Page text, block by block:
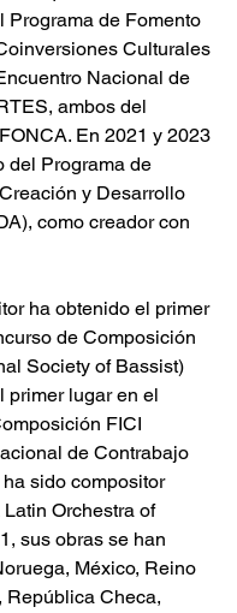
Programa de Fomento
Culturales
Nacional de
ambos del
En 2021 y 2023
del Programa de
y Desarrollo
como creador con
ha obtenido el primer
de Composición
Society of Bassist)
primer lugar en el
FICI
de Contrabajo
sido compositor
Orchestra of
sus obras se han
México, Reino
República Checa,